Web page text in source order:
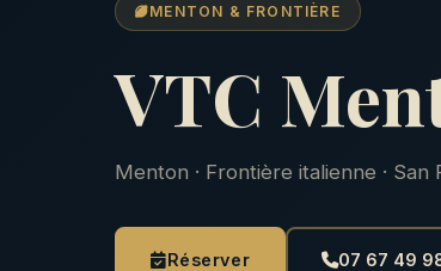
MENTON & FRONTIÈRE
VTC
Menton · Frontière italienne · San
Réserver 07 67 49